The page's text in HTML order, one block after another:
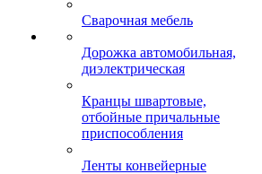
Сварочная мебель
Дорожка автомобильная,
диэлектрическая
Кранцы швартовые,
отбойные причальные
приспособления
Ленты конвейерные